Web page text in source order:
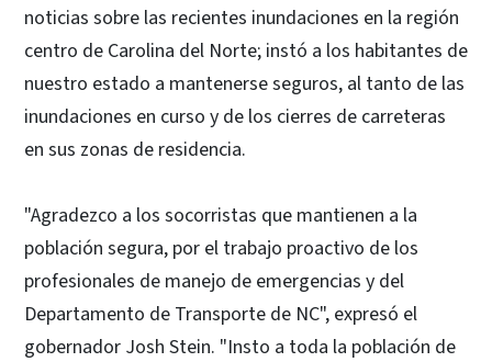
noticias sobre las recientes inundaciones en la región
centro de Carolina del Norte; instó a los habitantes de
nuestro estado a mantenerse seguros, al tanto de las
inundaciones en curso y de los cierres de carreteras
en sus zonas de residencia.
"Agradezco a los socorristas que mantienen a la
población segura, por el trabajo proactivo de los
profesionales de manejo de emergencias y del
Departamento de Transporte de NC", expresó el
gobernador Josh Stein. "Insto a toda la población de